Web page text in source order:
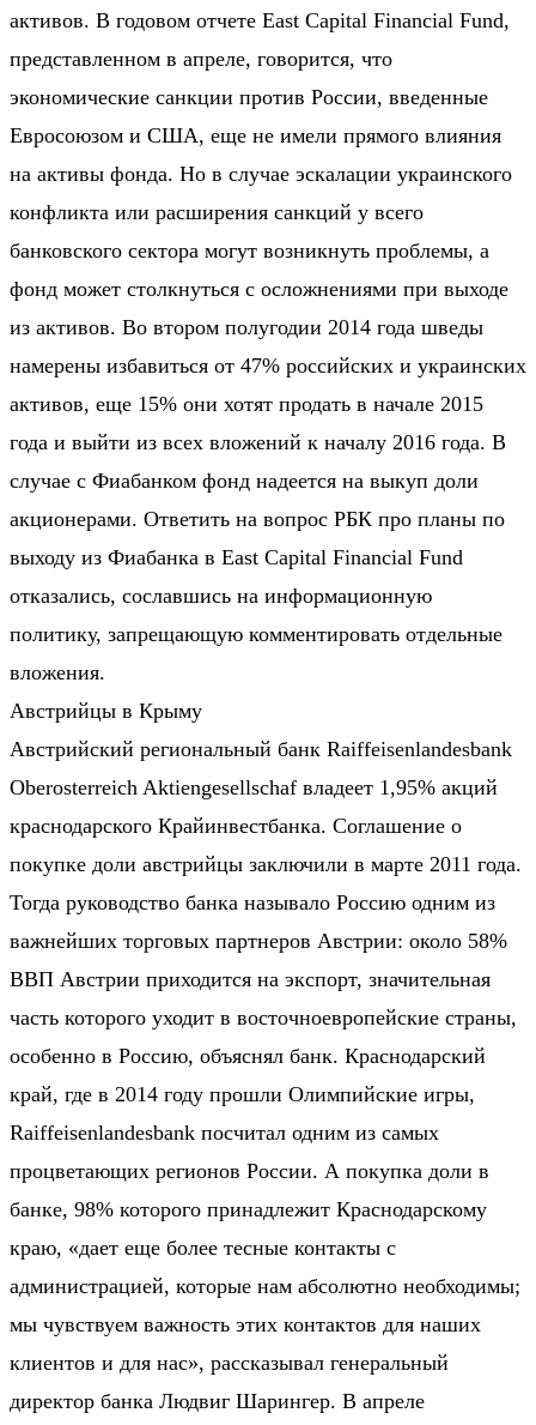
активов. В годовом отчете East Capital Financial Fund,
представленном в апреле, говорится, что
экономические санкции против России, введенные
Евросоюзом и США, еще не имели прямого влияния
на активы фонда. Но в случае эскалации украинского
конфликта или расширения санкций у всего
банковского сектора могут возникнуть проблемы, а
фонд может столкнуться с осложнениями при выходе
из активов. Во втором полугодии 2014 года шведы
намерены избавиться от 47% российских и украинских
активов, еще 15% они хотят продать в начале 2015
года и выйти из всех вложений к началу 2016 года. В
случае с Фиабанком фонд надеется на выкуп доли
акционерами. Ответить на вопрос РБК про планы по
выходу из Фиабанка в East Capital Financial Fund
отказались, сославшись на информационную
политику, запрещающую комментировать отдельные
вложения.
Австрийцы в Крыму
Австрийский региональный банк Raiffeisenlandesbank
Oberosterreich Aktiengesellschaf владеет 1,95% акций
краснодарского Крайинвестбанка. Соглашение о
покупке доли австрийцы заключили в марте 2011 года.
Тогда руководство банка называло Россию одним из
важнейших торговых партнеров Австрии: около 58%
ВВП Австрии приходится на экспорт, значительная
часть которого уходит в восточноевропейские страны,
особенно в Россию, объяснял банк. Краснодарский
край, где в 2014 году прошли Олимпийские игры,
Raiffeisenlandesbank посчитал одним из самых
процветающих регионов России. А покупка доли в
банке, 98% которого принадлежит Краснодарскому
краю, «дает еще более тесные контакты с
администрацией, которые нам абсолютно необходимы;
мы чувствуем важность этих контактов для наших
клиентов и для нас», рассказывал генеральный
директор банка Людвиг Шарингер. В апреле